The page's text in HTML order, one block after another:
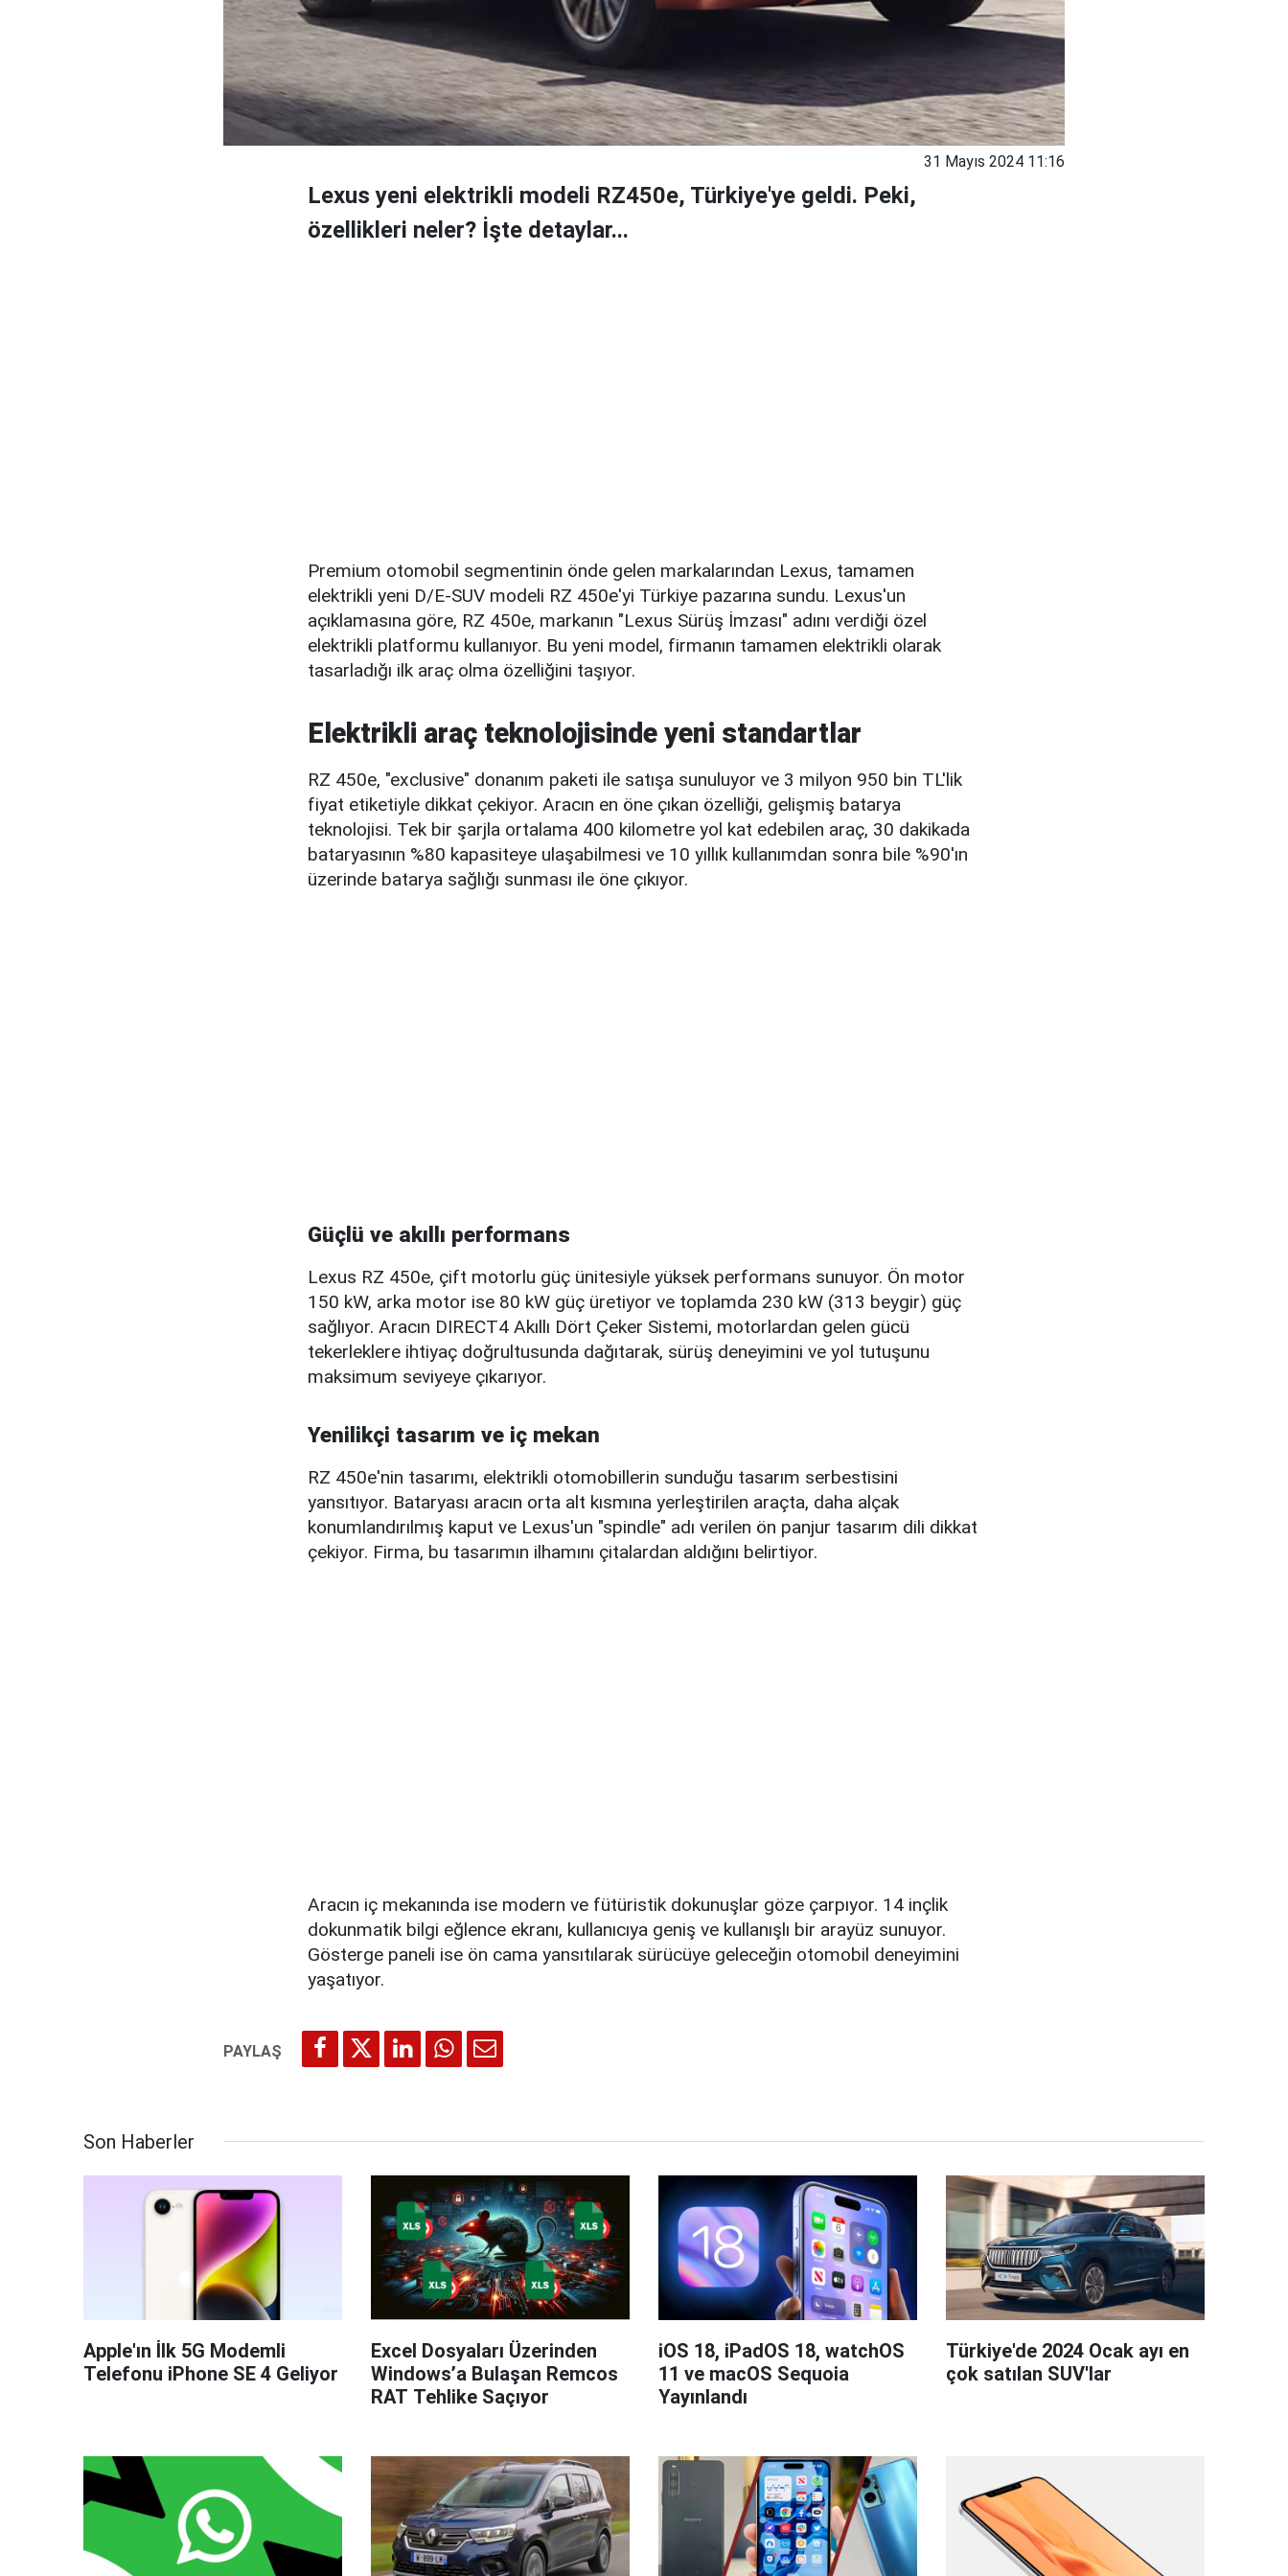
31 Mayıs 2024 11:16
Lexus yeni elektrikli modeli RZ450e, Türkiye'ye geldi. Peki,
özellikleri neler? İşte detaylar...
Premium otomobil segmentinin önde gelen markalarından Lexus, tamamen
elektrikli yeni D/E-SUV modeli RZ 450e'yi Türkiye pazarına sundu. Lexus'un
açıklamasına göre, RZ 450e, markanın "Lexus Sürüş İmzası" adını verdiği özel
elektrikli platformu kullanıyor. Bu yeni model, firmanın tamamen elektrikli olarak
tasarladığı ilk araç olma özelliğini taşıyor.
Elektrikli araç teknolojisinde yeni standartlar
RZ 450e, "exclusive" donanım paketi ile satışa sunuluyor ve 3 milyon 950 bin TL'lik
fiyat etiketiyle dikkat çekiyor. Aracın en öne çıkan özelliği, gelişmiş batarya
teknolojisi. Tek bir şarjla ortalama 400 kilometre yol kat edebilen araç, 30 dakikada
bataryasının %80 kapasiteye ulaşabilmesi ve 10 yıllık kullanımdan sonra bile %90'ın
üzerinde batarya sağlığı sunması ile öne çıkıyor.
Güçlü ve akıllı performans
Lexus RZ 450e, çift motorlu güç ünitesiyle yüksek performans sunuyor. Ön motor
150 kW, arka motor ise 80 kW güç üretiyor ve toplamda 230 kW (313 beygir) güç
sağlıyor. Aracın DIRECT4 Akıllı Dört Çeker Sistemi, motorlardan gelen gücü
tekerleklere ihtiyaç doğrultusunda dağıtarak, sürüş deneyimini ve yol tutuşunu
maksimum seviyeye çıkarıyor.
Yenilikçi tasarım ve iç mekan
RZ 450e'nin tasarımı, elektrikli otomobillerin sunduğu tasarım serbestisini
yansıtıyor. Bataryası aracın orta alt kısmına yerleştirilen araçta, daha alçak
konumlandırılmış kaput ve Lexus'un "spindle" adı verilen ön panjur tasarım dili dikkat
çekiyor. Firma, bu tasarımın ilhamını çitalardan aldığını belirtiyor.
Aracın iç mekanında ise modern ve fütüristik dokunuşlar göze çarpıyor. 14 inçlik
dokunmatik bilgi eğlence ekranı, kullanıcıya geniş ve kullanışlı bir arayüz sunuyor.
Gösterge paneli ise ön cama yansıtılarak sürücüye geleceğin otomobil deneyimini
yaşatıyor.
Son Haberler
Apple'ın İlk 5G Modemli
Telefonu iPhone SE 4 Geliyor
Excel Dosyaları Üzerinden
Windows’a Bulaşan Remcos
RAT Tehlike Saçıyor
iOS 18, iPadOS 18, watchOS
11 ve macOS Sequoia
Yayınlandı
Türkiye'de 2024 Ocak ayı en
çok satılan SUV'lar